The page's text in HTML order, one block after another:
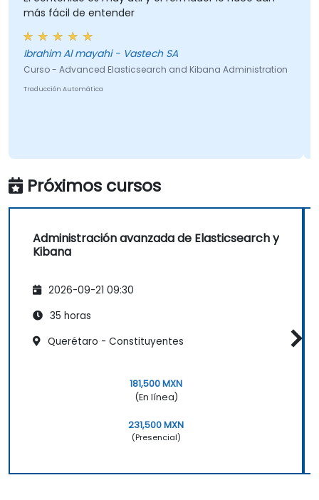
más fácil de entender
Ibrahim Al mayahi - Vastech SA
Curso - Advanced Elasticsearch and Kibana Administration
Traducción Automática
Próximos cursos
Administración avanzada de Elasticsearch y
Kibana
2026-09-21 09:30
35 horas
Querétaro - Constituyentes
181,500 MXN
(En línea)
231,500 MXN
(Presencial)